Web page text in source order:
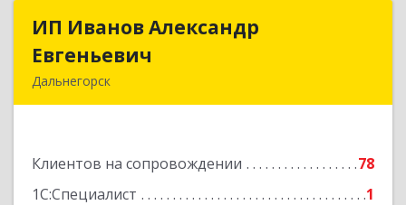
ИП Иванов Александр
Евгеньевич
Дальнегорск
Клиентов на сопровождении
78
1С:Специалист
1
ИП Иванов Александр
Подробнее